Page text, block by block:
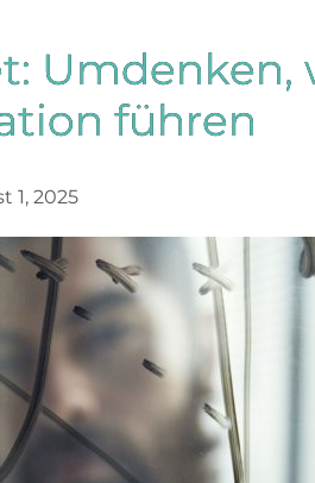
Umdenken,
führen
1, 2025